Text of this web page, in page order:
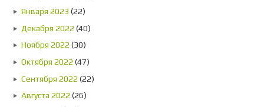
Января 2023 (22)
Декабря 2022 (40)
Ноября 2022 (30)
Октября 2022 (47)
Сентября 2022 (22)
Августа 2022 (26)